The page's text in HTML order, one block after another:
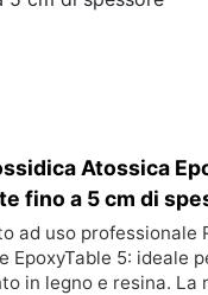
Atossica
fino a 5 cm di
ad uso professionale
EpoxyTable 5: ideale
in legno e resina. La